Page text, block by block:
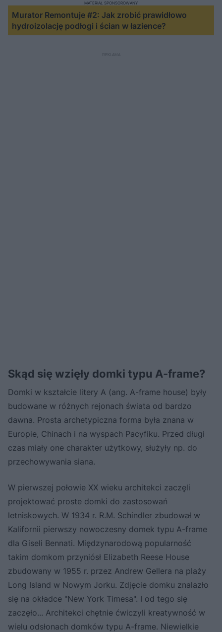
Murator Remontuje #2: Jak zrobić prawidłowo
hydroizolację podłogi i ścian w łazience?
MATERIAŁ SPONSOROWANY
Skąd się wzięły domki typu A-frame?
Domki w kształcie litery A (ang. A-frame house) były
budowane w różnych rejonach świata od bardzo
dawna. Prosta archetypiczna forma była znana w
Europie, Chinach i na wyspach Pacyfiku. Przed długi
czas miały one charakter użytkowy, służyły np. do
przechowywania siana.
W pierwszej połowie XX wieku architekci zaczęli
projektować proste domki do zastosowań
letniskowych. W 1934 r. R.M. Schindler zbudował w
Kalifornii pierwszy nowoczesny domek typu A-frame
dla Giseli Bennati. Międzynarodową popularność
takim domkom przyniósł Elizabeth Reese House
zbudowany w 1955 r. przez Andrew Gellera na plaży
Long Island w Nowym Jorku. Zdjęcie domku znalazło
się na okładce "New York Timesa". I od tego się
zaczęło... Architekci chętnie ćwiczyli kreatywność w
wielu odsłonach domków typu A-frame. Niewielkie